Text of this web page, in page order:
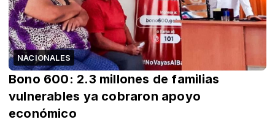
NACIONALES
Bono 600: 2.3 millones de familias
vulnerables ya cobraron apoyo
económico